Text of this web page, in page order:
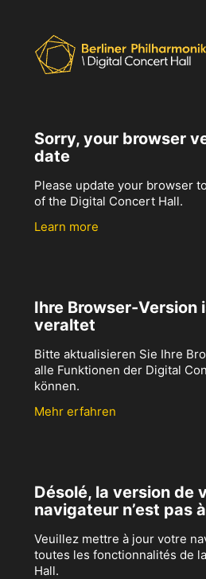
Sorry, your browser
date
Please update your browser
of the Digital Concert Hall.
Learn more
Ihre Browser-Version
veraltet
Bitte aktualisieren Sie Ihre
alle Funktionen der Digital
können.
Mehr erfahren
Désolé, la version de
navigateur n’est pas
Veuillez mettre à jour votre
toutes les fonctionnalités de
Hall.